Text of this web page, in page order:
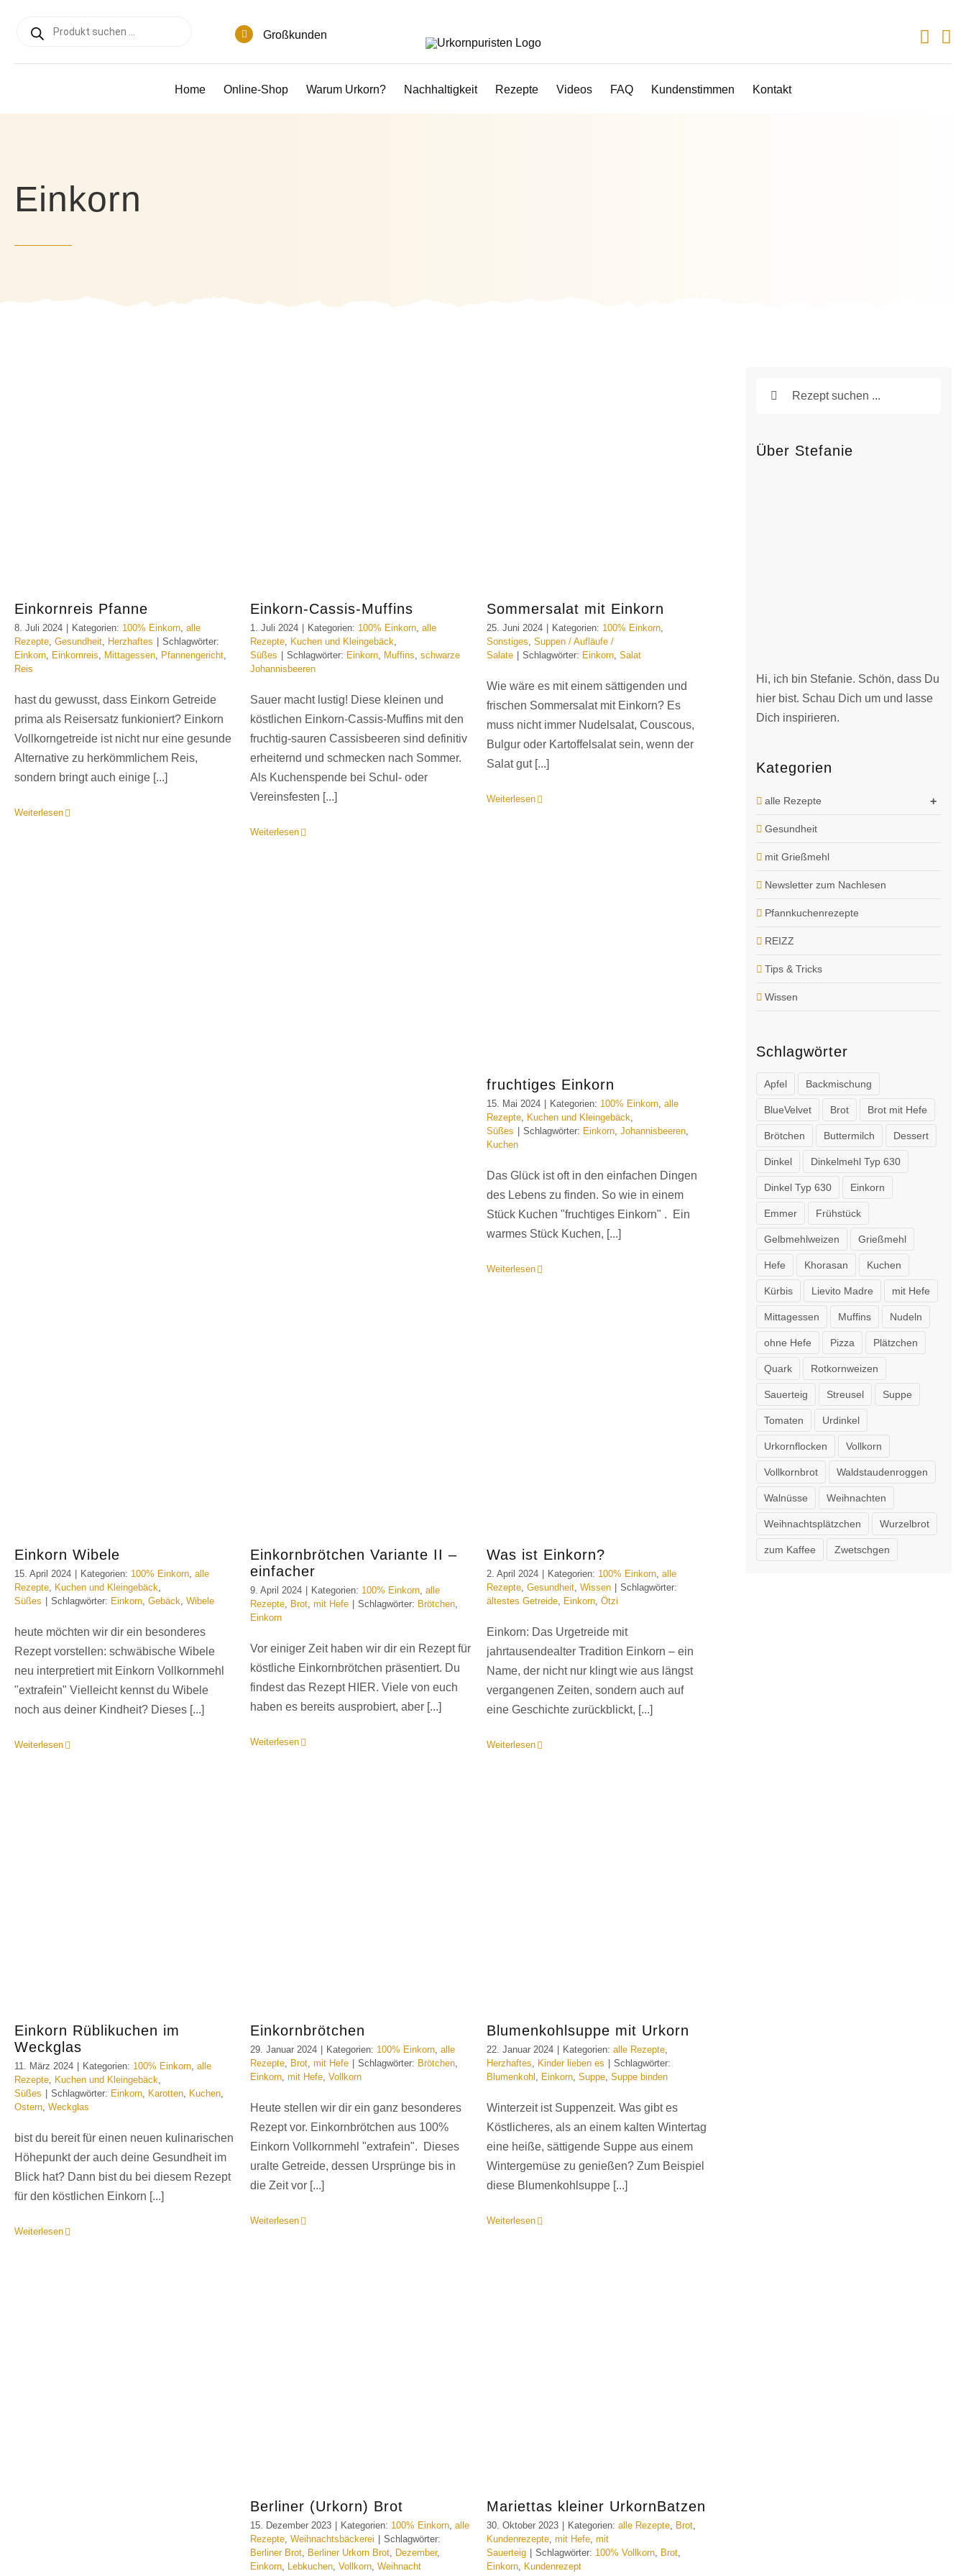
search
Großkunden
Home Online-Shop Warum Urkorn? Nachhaltigkeit Rezepte Videos FAQ Kundenstimmen Kontakt
Einkorn
Einkornreis Pfanne
8. Juli 2024 Kategorien: 100% Einkorn, alle
Rezepte, Gesundheit, Herzhaftes
Schlagwörter:
Einkorn, Einkornreis, Mittagessen, Pfannengericht,
Reis
hast du gewusst, dass Einkorn Getreide
prima als Reisersatz funkioniert? Einkorn
Vollkorngetreide ist nicht nur eine gesunde
Alternative zu herkömmlichem Reis,
sondern bringt auch einige [...]
Weiterlesen
Einkorn-Cassis-Muffins
1. Juli 2024 Kategorien: 100% Einkorn,alle
Rezepte, Kuchen und Kleingebäck,
Süßes
Schlagwörter: Einkorn, Muffins,schwarze
Johannisbeeren
Sauer macht lustig! Diese kleinen und
köstlichen Einkorn-Cassis-Muffins mit den
fruchtig-sauren Cassisbeeren sind definitiv
erheiternd und schmecken nach Sommer.
Als Kuchenspende bei Schul- oder
Vereinsfesten [...]
Weiterlesen
Sommersalat mit Einkorn
25. Juni 2024 Kategorien: 100% Einkorn,
Sonstiges, Suppen / Aufläufe /
Salate
Schlagwörter: Einkorn, Salat
Wie wäre es mit einem sättigenden und
frischen Sommersalat mit Einkorn? Es
muss nicht immer Nudelsalat, Couscous,
Bulgur oder Kartoffelsalat sein, wenn der
Salat gut [...]
Weiterlesen
fruchtiges Einkorn
15. Mai 2024 Kategorien: 100% Einkorn, alle
Rezepte, Kuchen und Kleingebäck,
Süßes
Schlagwörter: Einkorn, Johannisbeeren,
Kuchen
Das Glück ist oft in den einfachen Dingen
des Lebens zu finden. So wie in einem
Stück Kuchen "fruchtiges Einkorn" . Ein
warmes Stück Kuchen, [...]
Weiterlesen
Einkorn Wibele
15. April 2024 Kategorien: 100% Einkorn, alle
Rezepte, Kuchen und Kleingebäck,
Süßes
Schlagwörter: Einkorn, Gebäck, Wibele
heute möchten wir dir ein besonderes
Rezept vorstellen: schwäbische Wibele
neu interpretiert mit Einkorn Vollkornmehl
"extrafein" Vielleicht kennst du Wibele
noch aus deiner Kindheit? Dieses [...]
Weiterlesen
Einkornbrötchen Variante II –
einfacher
9. April 2024 Kategorien: 100% Einkorn,alle
Rezepte, Brot,mit Hefe Schlagwörter: Brötchen,
Einkorn
Vor einiger Zeit haben wir dir ein Rezept für
köstliche Einkornbrötchen präsentiert. Du
findest das Rezept HIER. Viele von euch
haben es bereits ausprobiert, aber [...]
Weiterlesen
Was ist Einkorn?
2. April 2024 Kategorien: 100% Einkorn, alle
Rezepte, Gesundheit, Wissen
Schlagwörter:
ältestes Getreide, Einkorn, Ötzi
Einkorn: Das Urgetreide mit
jahrtausendealter Tradition Einkorn – ein
Name, der nicht nur klingt wie aus längst
vergangenen Zeiten, sondern auch auf
eine Geschichte zurückblickt, [...]
Weiterlesen
Einkorn Rüblikuchen im
Weckglas
11. März 2024 Kategorien: 100% Einkorn, alle
Rezepte, Kuchen und Kleingebäck,
Süßes
Schlagwörter: Einkorn, Karotten, Kuchen,
Ostern, Weckglas
bist du bereit für einen neuen kulinarischen
Höhepunkt der auch deine Gesundheit im
Blick hat? Dann bist du bei diesem Rezept
für den köstlichen Einkorn [...]
Weiterlesen
Einkornbrötchen
29. Januar 2024 Kategorien: 100% Einkorn,alle
Rezepte, Brot,mit Hefe Schlagwörter: Brötchen,
Einkorn,mit Hefe,Vollkorn
Heute stellen wir dir ein ganz besonderes
Rezept vor. Einkornbrötchen aus 100%
Einkorn Vollkornmehl "extrafein". Dieses
uralte Getreide, dessen Ursprünge bis in
die Zeit vor [...]
Weiterlesen
Blumenkohlsuppe mit Urkorn
22. Januar 2024 Kategorien: alle Rezepte,
Herzhaftes, Kinder lieben es
Schlagwörter:
Blumenkohl , Einkorn, Suppe, Suppe binden
Winterzeit ist Suppenzeit. Was gibt es
Köstlicheres, als an einem kalten Wintertag
eine heiße, sättigende Suppe aus einem
Wintergemüse zu genießen? Zum Beispiel
diese Blumenkohlsuppe [...]
Weiterlesen
Berliner (Urkorn) Brot
15. Dezember 2023 Kategorien: 100% Einkorn,alle
Rezepte,Weihnachtsbäckerei
Schlagwörter:
Berliner Brot, Berliner Urkorn Brot, Dezember,
Einkorn, Lebkuchen,Vollkorn,Weihnacht
Mariettas kleiner UrkornBatzen
30. Oktober 2023 Kategorien: alle Rezepte, Brot,
Kundenrezepte, mit Hefe, mit
Sauerteig
Schlagwörter: 100% Vollkorn, Brot,
Einkorn, Kundenrezept
Über Stefanie
Hi, ich bin Stefanie. Schön, dass Du
hier bist. Schau Dich um und lasse
Dich inspirieren.
Kategorien
alle Rezepte +
Gesundheit
mit Grießmehl
Newsletter zum Nachlesen
Pfannkuchenrezepte
REIZZ
Tips & Tricks
Wissen
Schlagwörter
Apfel Backmischung
BlueVelvet Brot Brot mit Hefe
Brötchen Buttermilch Dessert
Dinkel Dinkelmehl Typ 630
Dinkel Typ 630 Einkorn
Emmer Frühstück
Gelbmehlweizen Grießmehl
Hefe Khorasan Kuchen
Kürbis Lievito Madre mit Hefe
Mittagessen Muffins Nudeln
ohne Hefe Pizza Plätzchen
Quark Rotkornweizen
Sauerteig Streusel Suppe
Tomaten Urdinkel
Urkornflocken Vollkorn
Vollkornbrot Waldstaudenroggen
Walnüsse Weihnachten
Weihnachtsplätzchen Wurzelbrot
zum Kaffee Zwetschgen